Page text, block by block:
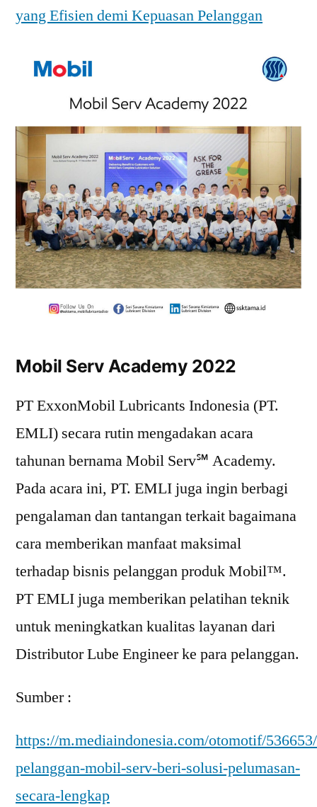
yang Efisien demi Kepuasan Pelanggan
Mobil Serv Academy 2022
PT ExxonMobil Lubricants Indonesia (PT.
EMLI) secara rutin mengadakan acara
tahunan bernama Mobil Serv℠ Academy.
Pada acara ini, PT. EMLI juga ingin berbagi
pengalaman dan tantangan terkait bagaimana
cara memberikan manfaat maksimal
terhadap bisnis pelanggan produk Mobil™.
PT EMLI juga memberikan pelatihan teknik
untuk meningkatkan kualitas layanan dari
Distributor Lube Engineer ke para pelanggan.
Sumber :
https://m.mediaindonesia.com/otomotif/
pelanggan-mobil-serv-beri-solusi-pelumasan-
secara-lengkap